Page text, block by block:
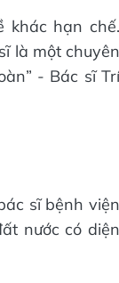
khác hạn chế.
là một chuyên
- Bác sĩ Trí
sĩ bệnh viện
nước có diện